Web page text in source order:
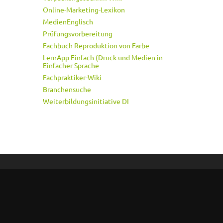
Online-Marketing-Lexikon
MedienEnglisch
Prüfungsvorbereitung
Fachbuch Reproduktion von Farbe
LernApp Einfach (Druck und Medien in
Einfacher Sprache
Fachpraktiker-Wiki
Branchensuche
Weiterbildungsinitiative DI